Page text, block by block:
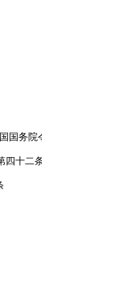
国务院令第620号） 第五
十二条、第四十三条第